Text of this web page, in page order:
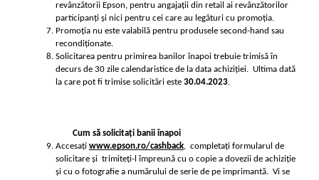
revânzătorii Epson, pentru angajații din retail ai revânzătorilor
participanți și nici pentru cei care au legături cu promoția.
Promoția nu este valabilă pentru produsele second-hand sau
recondiționate.
Solicitarea pentru primirea banilor înapoi trebuie trimisă în
decurs de 30 zile calendaristice de la data achiziției.  Ultima dată
la care pot fi trimise solicitări este 30.04.2023.
Cum sӑ solicitaţi banii înapoi
Accesaţi www.epson.ro/cashback,  completaţi formularul de
solicitare și  trimiteţi-l împreună cu o copie a dovezii de achiziție
și cu o fotografie a numărului de serie de pe imprimantă.  Vi se